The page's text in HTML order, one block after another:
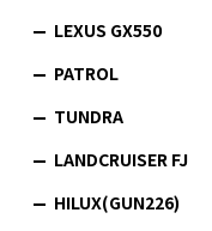
LEXUS GX550
PATROL
TUNDRA
LANDCRUISER FJ
HILUX(GUN226)